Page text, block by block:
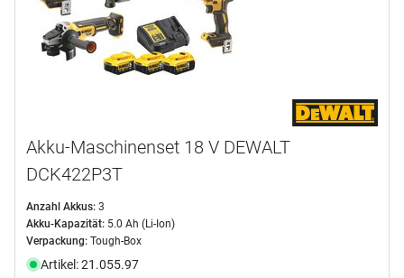
Akku-Maschinenset 18 V DEWALT
DCK422P3T
Anzahl Akkus: 3
Akku-Kapazität: 5.0 Ah (Li-Ion)
Verpackung: Tough-Box
Artikel: 21.055.97